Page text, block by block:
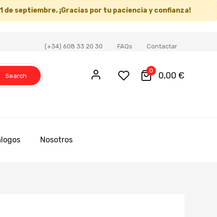
de septiembre. ¡Gracias por tu paciencia y confianza!
(+34) 608 33 20 30 FAQs Contactar
Search
0 0,00 €
Nosotros